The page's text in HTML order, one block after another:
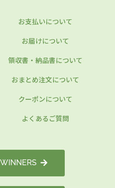
お支払いについて
お届けについて
領収書・納品書について
おまとめ注文について
クーポンについて
よくあるご質問